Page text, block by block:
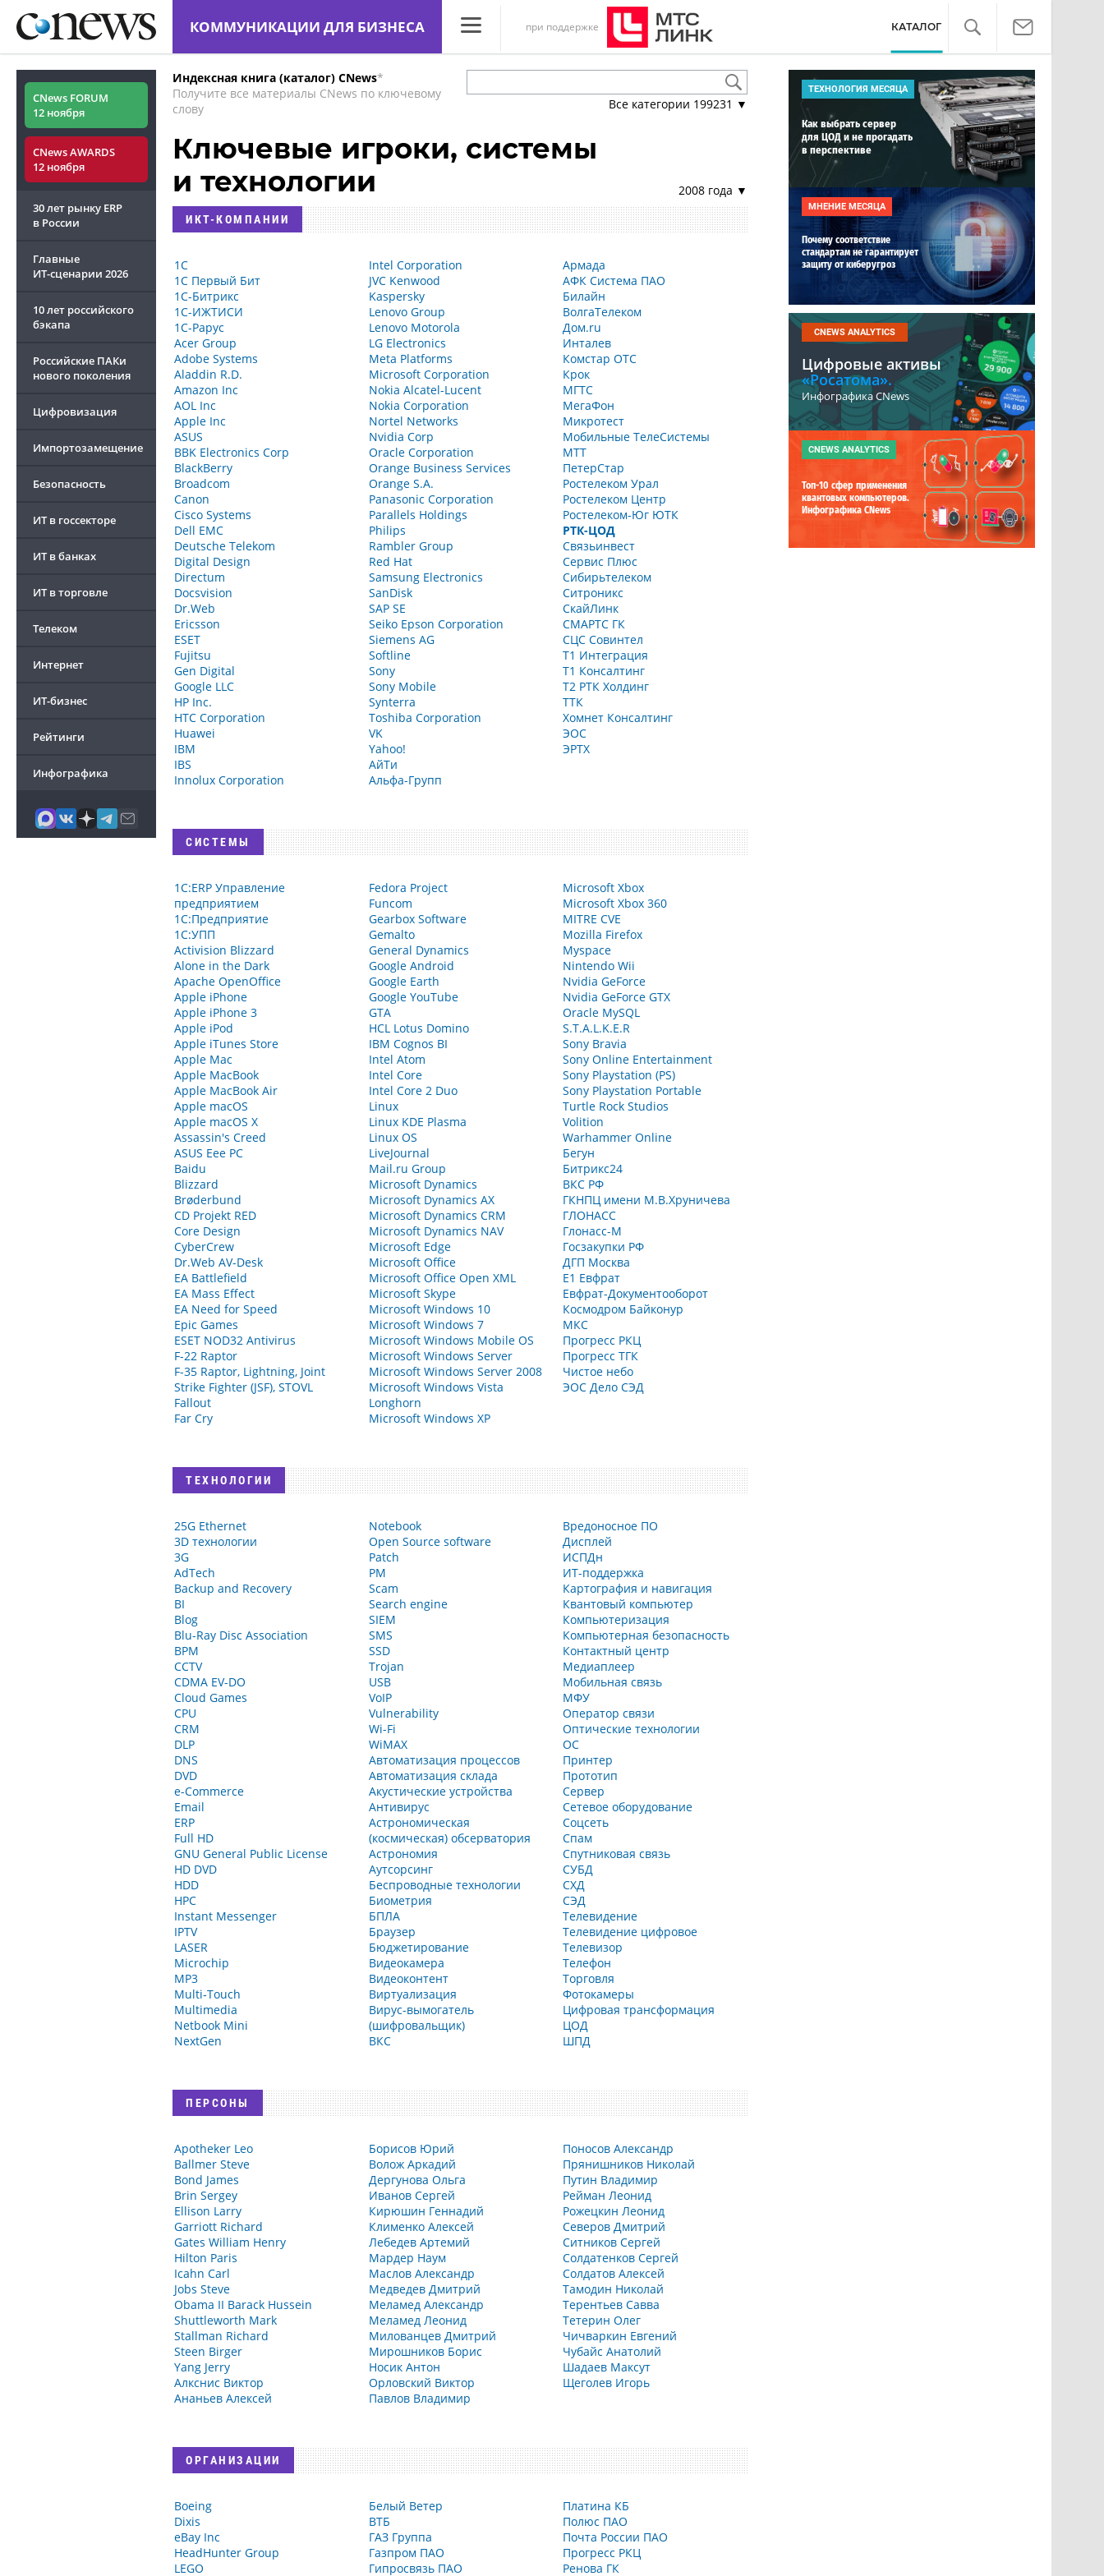
КОММУНИКАЦИИ ДЛЯ БИЗНЕСА
Аналитика
Маркет
ТВ
при поддержке КАТАЛОГ
CNews FORUM
12 ноября
CNews AWARDS
12 ноября
30 лет рынку ERP
в России
Главные
ИТ-сценарии 2026
10 лет российского
бэкапа
Российские ПАКи
нового поколения
Цифровизация
Импортозамещение
Безопасность
ИТ в госсекторе
ИТ в банках
ИТ в торговле
Телеком
Интернет
ИТ-бизнес
Рейтинги
Инфографика
Индексная книга (каталог) CNews*
Получите все материалы CNews по ключевому
слову
Все категории 199231 ▼
Ключевые игроки, системы
и технологии
2008 года ▼
ИКТ-КОМПАНИИ
1С
1С Первый Бит
1С-Битрикс
1С-ИЖТИСИ
1С-Рарус
Acer Group
Adobe Systems
Aladdin R.D.
Amazon Inc
AOL Inc
Apple Inc
ASUS
BBK Electronics Corp
BlackBerry
Broadcom
Canon
Cisco Systems
Dell EMC
Deutsche Telekom
Digital Design
Directum
Docsvision
Dr.Web
Ericsson
ESET
Fujitsu
Gen Digital
Google LLC
HP Inc.
HTC Corporation
Huawei
IBM
IBS
Innolux Corporation
Intel Corporation
JVC Kenwood
Kaspersky
Lenovo Group
Lenovo Motorola
LG Electronics
Meta Platforms
Microsoft Corporation
Nokia Alcatel-Lucent
Nokia Corporation
Nortel Networks
Nvidia Corp
Oracle Corporation
Orange Business Services
Orange S.A.
Panasonic Corporation
Parallels Holdings
Philips
Rambler Group
Red Hat
Samsung Electronics
SanDisk
SAP SE
Seiko Epson Corporation
Siemens AG
Softline
Sony
Sony Mobile
Synterra
Toshiba Corporation
VK
Yahoo!
АйТи
Альфа-Групп
Армада
АФК Система ПАО
Билайн
ВолгаТелеком
Дом.ru
Инталев
Комстар ОТС
Крок
МГТС
МегаФон
Микротест
Мобильные ТелеСистемы
МТТ
ПетерСтар
Ростелеком Урал
Ростелеком Центр
Ростелеком-Юг ЮТК
РТК-ЦОД
Связьинвест
Сервис Плюс
Сибирьтелеком
Ситроникс
СкайЛинк
СМАРТС ГК
СЦС Совинтел
Т1 Интеграция
Т1 Консалтинг
Т2 РТК Холдинг
ТТК
Хомнет Консалтинг
ЭОС
ЭРТХ
СИСТЕМЫ
1С:ERP Управление
предприятием
1С:Предприятие
1С:УПП
Activision Blizzard
Alone in the Dark
Apache OpenOffice
Apple iPhone
Apple iPhone 3
Apple iPod
Apple iTunes Store
Apple Mac
Apple MacBook
Apple MacBook Air
Apple macOS
Apple macOS X
Assassin's Creed
ASUS Eee PC
Baidu
Blizzard
Brøderbund
CD Projekt RED
Core Design
CyberCrew
Dr.Web AV-Desk
EA Battlefield
EA Mass Effect
EA Need for Speed
Epic Games
ESET NOD32 Antivirus
F-22 Raptor
F-35 Raptor, Lightning, Joint
Strike Fighter (JSF), STOVL
Fallout
Far Cry
Fedora Project
Funcom
Gearbox Software
Gemalto
General Dynamics
Google Android
Google Earth
Google YouTube
GTA
HCL Lotus Domino
IBM Cognos BI
Intel Atom
Intel Core
Intel Core 2 Duo
Linux
Linux KDE Plasma
Linux OS
LiveJournal
Mail.ru Group
Microsoft Dynamics
Microsoft Dynamics AX
Microsoft Dynamics CRM
Microsoft Dynamics NAV
Microsoft Edge
Microsoft Office
Microsoft Office Open XML
Microsoft Skype
Microsoft Windows 10
Microsoft Windows 7
Microsoft Windows Mobile OS
Microsoft Windows Server
Microsoft Windows Server 2008
Microsoft Windows Vista
Longhorn
Microsoft Windows XP
Microsoft Xbox
Microsoft Xbox 360
MITRE CVE
Mozilla Firefox
Myspace
Nintendo Wii
Nvidia GeForce
Nvidia GeForce GTX
Oracle MySQL
S.T.A.L.K.E.R
Sony Bravia
Sony Online Entertainment
Sony Playstation (PS)
Sony Playstation Portable
Turtle Rock Studios
Volition
Warhammer Online
Бегун
Битрикс24
ВКС РФ
ГКНПЦ имени М.В.Хруничева
ГЛОНАСС
Глонасс-М
Госзакупки РФ
ДГП Москва
Е1 Евфрат
Евфрат-Документооборот
Космодром Байконур
МКС
Прогресс РКЦ
Прогресс ТГК
Чистое небо
ЭОС Дело СЭД
ТЕХНОЛОГИИ
25G Ethernet
3D технологии
3G
AdTech
Backup and Recovery
BI
Blog
Blu-Ray Disc Association
BPM
CCTV
CDMA EV-DO
Cloud Games
CPU
CRM
DLP
DNS
DVD
e-Commerce
Email
ERP
Full HD
GNU General Public License
HD DVD
HDD
HPC
Instant Messenger
IPTV
LASER
Microchip
MP3
Multi‑Touch
Multimedia
Netbook Mini
NextGen
Notebook
Open Source software
Patch
PM
Scam
Search engine
SIEM
SMS
SSD
Trojan
USB
VoIP
Vulnerability
Wi-Fi
WiMAX
Автоматизация процессов
Автоматизация склада
Акустические устройства
Антивирус
Астрономическая
(космическая) обсерватория
Астрономия
Аутсорсинг
Беспроводные технологии
Биометрия
БПЛА
Браузер
Бюджетирование
Видеокамера
Видеоконтент
Виртуализация
Вирус-вымогатель
(шифровальщик)
ВКС
Вредоносное ПО
Дисплей
ИСПДн
ИТ-поддержка
Картография и навигация
Квантовый компьютер
Компьютеризация
Компьютерная безопасность
Контактный центр
Медиаплеер
Мобильная связь
МФУ
Оператор связи
Оптические технологии
ОС
Принтер
Прототип
Сервер
Сетевое оборудование
Соцсеть
Спам
Спутниковая связь
СУБД
СХД
СЭД
Телевидение
Телевидение цифровое
Телевизор
Телефон
Торговля
Фотокамеры
Цифровая трансформация
ЦОД
ШПД
ПЕРСОНЫ
Apotheker Leo
Ballmer Steve
Bond James
Brin Sergey
Ellison Larry
Garriott Richard
Gates William Henry
Hilton Paris
Icahn Carl
Jobs Steve
Obama II Barack Hussein
Shuttleworth Mark
Stallman Richard
Steen Birger
Yang Jerry
Алкснис Виктор
Ананьев Алексей
Борисов Юрий
Волож Аркадий
Дергунова Ольга
Иванов Сергей
Кирюшин Геннадий
Клименко Алексей
Лебедев Артемий
Мардер Наум
Маслов Александр
Медведев Дмитрий
Меламед Александр
Меламед Леонид
Милованцев Дмитрий
Мирошников Борис
Носик Антон
Орловский Виктор
Павлов Владимир
Поносов Александр
Прянишников Николай
Путин Владимир
Рейман Леонид
Рожецкин Леонид
Северов Дмитрий
Ситников Сергей
Солдатенков Сергей
Солдатов Алексей
Тамодин Николай
Терентьев Савва
Тетерин Олег
Чичваркин Евгений
Чубайс Анатолий
Шадаев Максут
Щеголев Игорь
ОРГАНИЗАЦИИ
Boeing
Dixis
eBay Inc
HeadHunter Group
LEGO
Белый Ветер
ВТБ
ГАЗ Группа
Газпром ПАО
Гипросвязь ПАО
Платина КБ
Полюс ПАО
Почта России ПАО
Прогресс РКЦ
Ренова ГК
ТЕХНОЛОГИЯ МЕСЯЦА
Как выбрать сервер
для ЦОД и не прогадать
в перспективе
МНЕНИЕ МЕСЯЦА
Почему соответствие
стандартам не гарантирует
защиту от киберугроз
CNEWS ANALYTICS
Цифровые активы
«Росатома».
Инфографика CNews
CNEWS ANALYTICS
Топ-10 сфер применения
квантовых компьютеров.
Инфографика CNews